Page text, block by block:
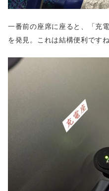
一番前の座席に座ると、「充
を発見。これは結構便利ですね